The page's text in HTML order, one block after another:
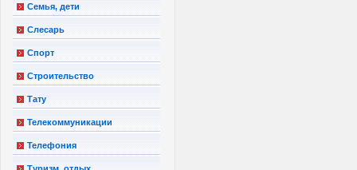
Семья, дети
Слесарь
Спорт
Строительство
Тату
Телекоммуникации
Телефония